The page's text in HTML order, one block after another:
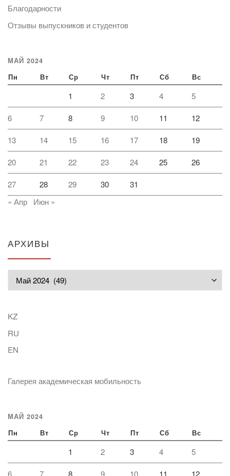
Благодарности
Отзывы выпускников и студентов
МАЙ 2024
Пн Вт Ср Чт Пт Сб Вс
1 2 3 4 5
6 7 8 9 10 11 12
13 14 15 16 17 18 19
20 21 22 23 24 25 26
27 28 29 30
31
« Апр
Июн »
АРХИВЫ
KZ
RU
EN
Галерея академическая мобильность
МАЙ 2024
Пн Вт Ср Чт Пт Сб Вс
1 2 3 4 5
6 7 8 9 10 11 12